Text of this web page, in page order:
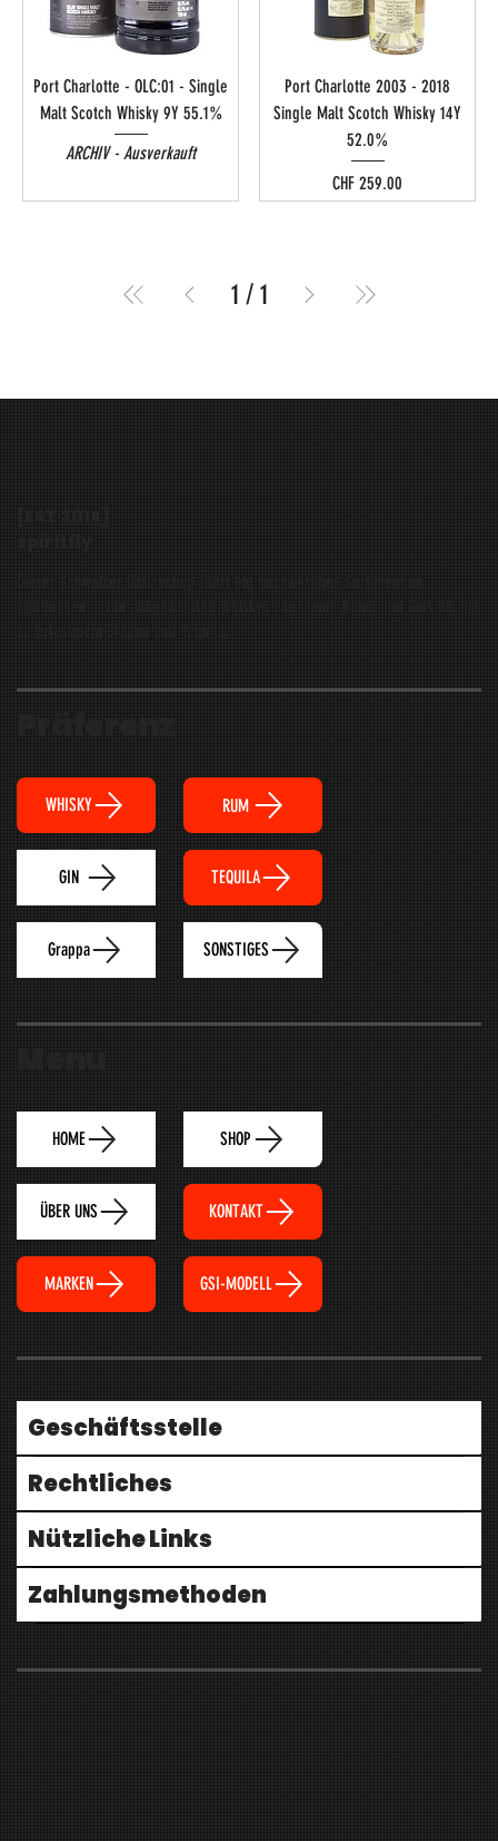
Port Charlotte - OLC:01 - Single
Malt Scotch Whisky 9Y 55.1%
ARCHIV - Ausverkauft
Port Charlotte 2003 - 2018
Single Malt Scotch Whisky 14Y
52.0%
Preis
CHF 259.00
1 / 1
WHISKY
GIN
RUM
Grappa SONSTIGES
TEQUILA
HOME SHOP
ÜBER UNS KONTAKT
MARKEN GSI-MODELL
Geschäftsstelle
Rechtliches
Nützliche Links
Zahlungsmethoden